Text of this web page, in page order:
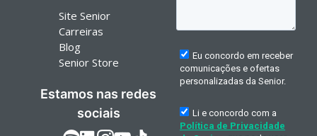
Site Senior
Carreiras
Blog
Senior Store
Estamos nas redes
sociais